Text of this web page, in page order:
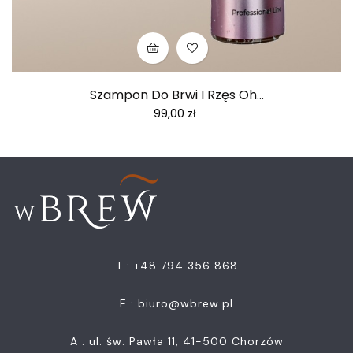
Szampon Do Brwi I Rzęs Oh...
Cena
99,00 zł
T : +48 794 356 868
E : biuro@wbrew.pl
A : ul. św. Pawła 11, 41-500 Chorzów